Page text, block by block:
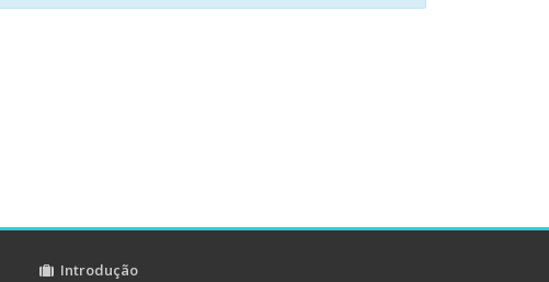
Introdução